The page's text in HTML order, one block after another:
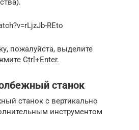
REto
пожалуйста, выделите
Ctrl+Enter.
станок
станок с вертикально
инструментом